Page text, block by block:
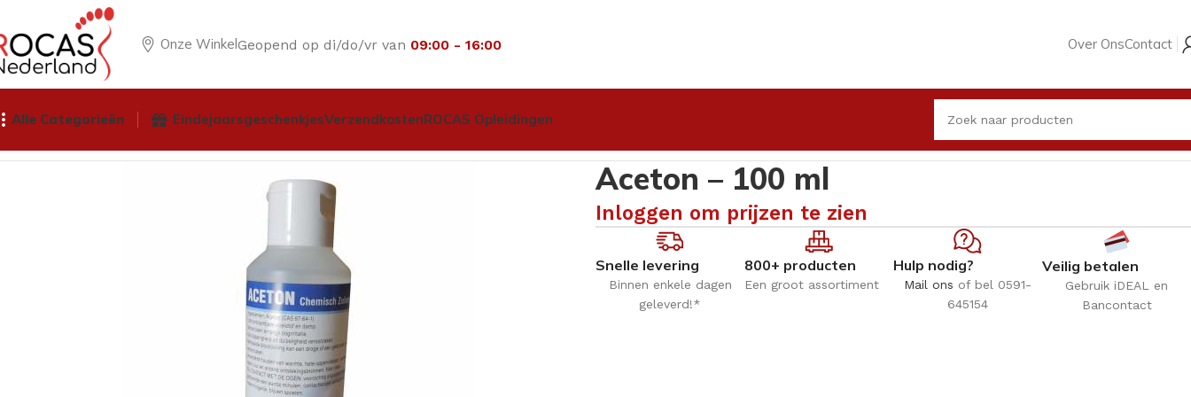
Onze WinkelGeopend op di/do/vr van 09:00 - 16:00 Over OnsContact
Alle Categorieën EindejaarsgeschenkjesVerzendkostenROCAS Opleidingen
Aceton – 100 ml
Inloggen om prijzen te zien
Snelle levering
Binnen enkele dagen
geleverd!*
800+ producten
Een groot assortiment
Hulp nodig?
Mail ons of bel 0591-
645154
Veilig betalen
Gebruik iDEAL en
Bancontact